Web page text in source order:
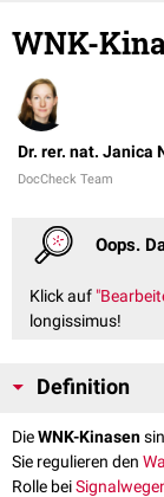
WNK-
Dr. rer. nat. Janica
DocCheck Team
Oops.
Klick auf
longissimus!
Definition
DieWNK-Kinasen
Sie regulieren den
Rolle bei